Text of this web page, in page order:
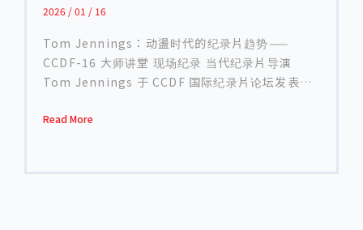
以进入主流视野。在 Laura Nix 看来，美国纪录片
当前面临的危机，并非单一产业低潮，而是来自公
共制度、媒体结构与企业逻辑的全面转变。这些转
变不仅重塑了资金与发行模式，也重新界定了「什
麽样的纪录片能被製作与被看见」。 韩国与亚洲纪
录片的现实处境 来自韩国的製作人 Gary Kam 从
便知道自己属于后者。 一部历时十年的拍摄计画
对日本的理解，多半停留在料理、工艺、流行文化
或传统意象上，却鲜少关注真正塑造日本社会性格
的内在制度。 在她看来，日本的教育体系正是一个
扫教室、轮流分配午餐、集体仪式与团体活动，培
2026 / 01 / 16
Tom Jennings：动盪时代的纪录片趋势——
CCDF-16 大师讲堂 现场纪录 当代纪录片导演
Tom Jennings 于 CCDF 国际纪录片论坛发表主
他多年在国际市场的观察与实务经验。由世界科学
Read More